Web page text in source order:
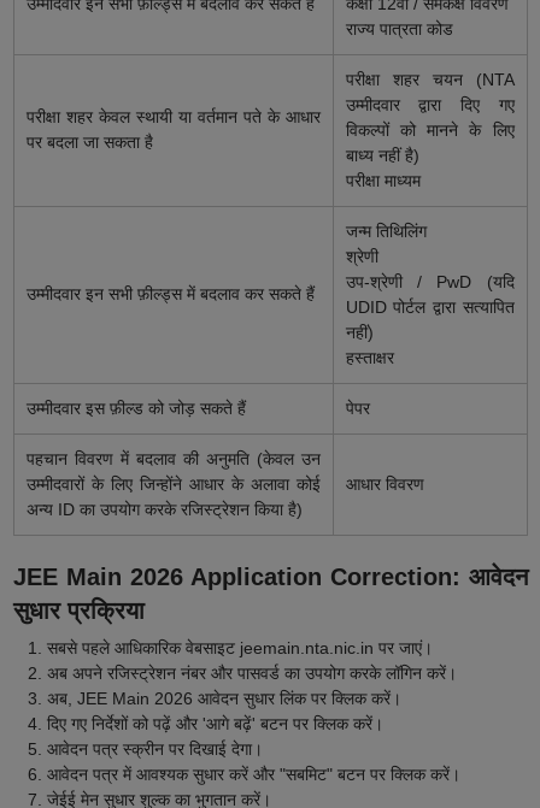
राज्य पात्रता कोड
परीक्षा शहर केवल स्थायी या वर्तमान पते के आधार
पर बदला जा सकता है
परीक्षा शहर चयन (NTA
उम्मीदवार द्वारा दिए गए
विकल्पों को मानने के लिए
बाध्य नहीं है)
परीक्षा माध्यम
उम्मीदवार इन सभी फ़ील्ड्स में बदलाव कर सकते हैं
जन्म तिथिलिंग
श्रेणी
उप-श्रेणी / PwD (यदि
UDID पोर्टल द्वारा सत्यापित
नहीं)
हस्ताक्षर
उम्मीदवार इस फ़ील्ड को जोड़ सकते हैं पेपर
पहचान विवरण में बदलाव की अनुमति (केवल उन
उम्मीदवारों के लिए जिन्होंने आधार के अलावा कोई
अन्य ID का उपयोग करके रजिस्ट्रेशन किया है)
आधार विवरण
JEE Main 2026 Application Correction: आवेदन
सुधार प्रक्रिया
सबसे पहले आधिकारिक वेबसाइट jeemain.nta.nic.in पर जाएं।
अब अपने रजिस्ट्रेशन नंबर और पासवर्ड का उपयोग करके लॉगिन करें।
अब, JEE Main 2026 आवेदन सुधार लिंक पर क्लिक करें।
दिए गए निर्देशों को पढ़ें और 'आगे बढ़ें' बटन पर क्लिक करें।
आवेदन पत्र स्क्रीन पर दिखाई देगा।
आवेदन पत्र में आवश्यक सुधार करें और "सबमिट" बटन पर क्लिक करें।
जेईई मेन सुधार शुल्क का भुगतान करें।